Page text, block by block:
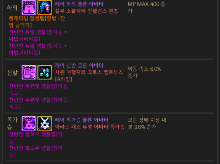
하의
레어 하의 클론 아바타
블루 소울이터 언밸런스 팬츠
MP MAX 400 증
가
플래티넘 엠블렘[인법 : 잔
영 남기기]
찬란한 듀얼 엠블렘[지능 +
마법크리티컬]
찬란한 듀얼 엠블렘[지능 +
마법크리티컬]
신발
레어 신발 클론 아바타
차원 여행자의 크로스 벨트부츠
[A타입]
이동 속도 6.0%
증가
찬란한 푸른빛 엠블렘[이동
속도]
찬란한 푸른빛 엠블렘[이동
속도]
목가
슴
레어 목가슴 클론 아바타
아라드 패스 투명 아바타 목가슴
모든 상태 이상 내
성 3.6% 증가
찬란한 옐로우 엠블렘[지
능]
찬란한 옐로우 엠블렘[지
능]